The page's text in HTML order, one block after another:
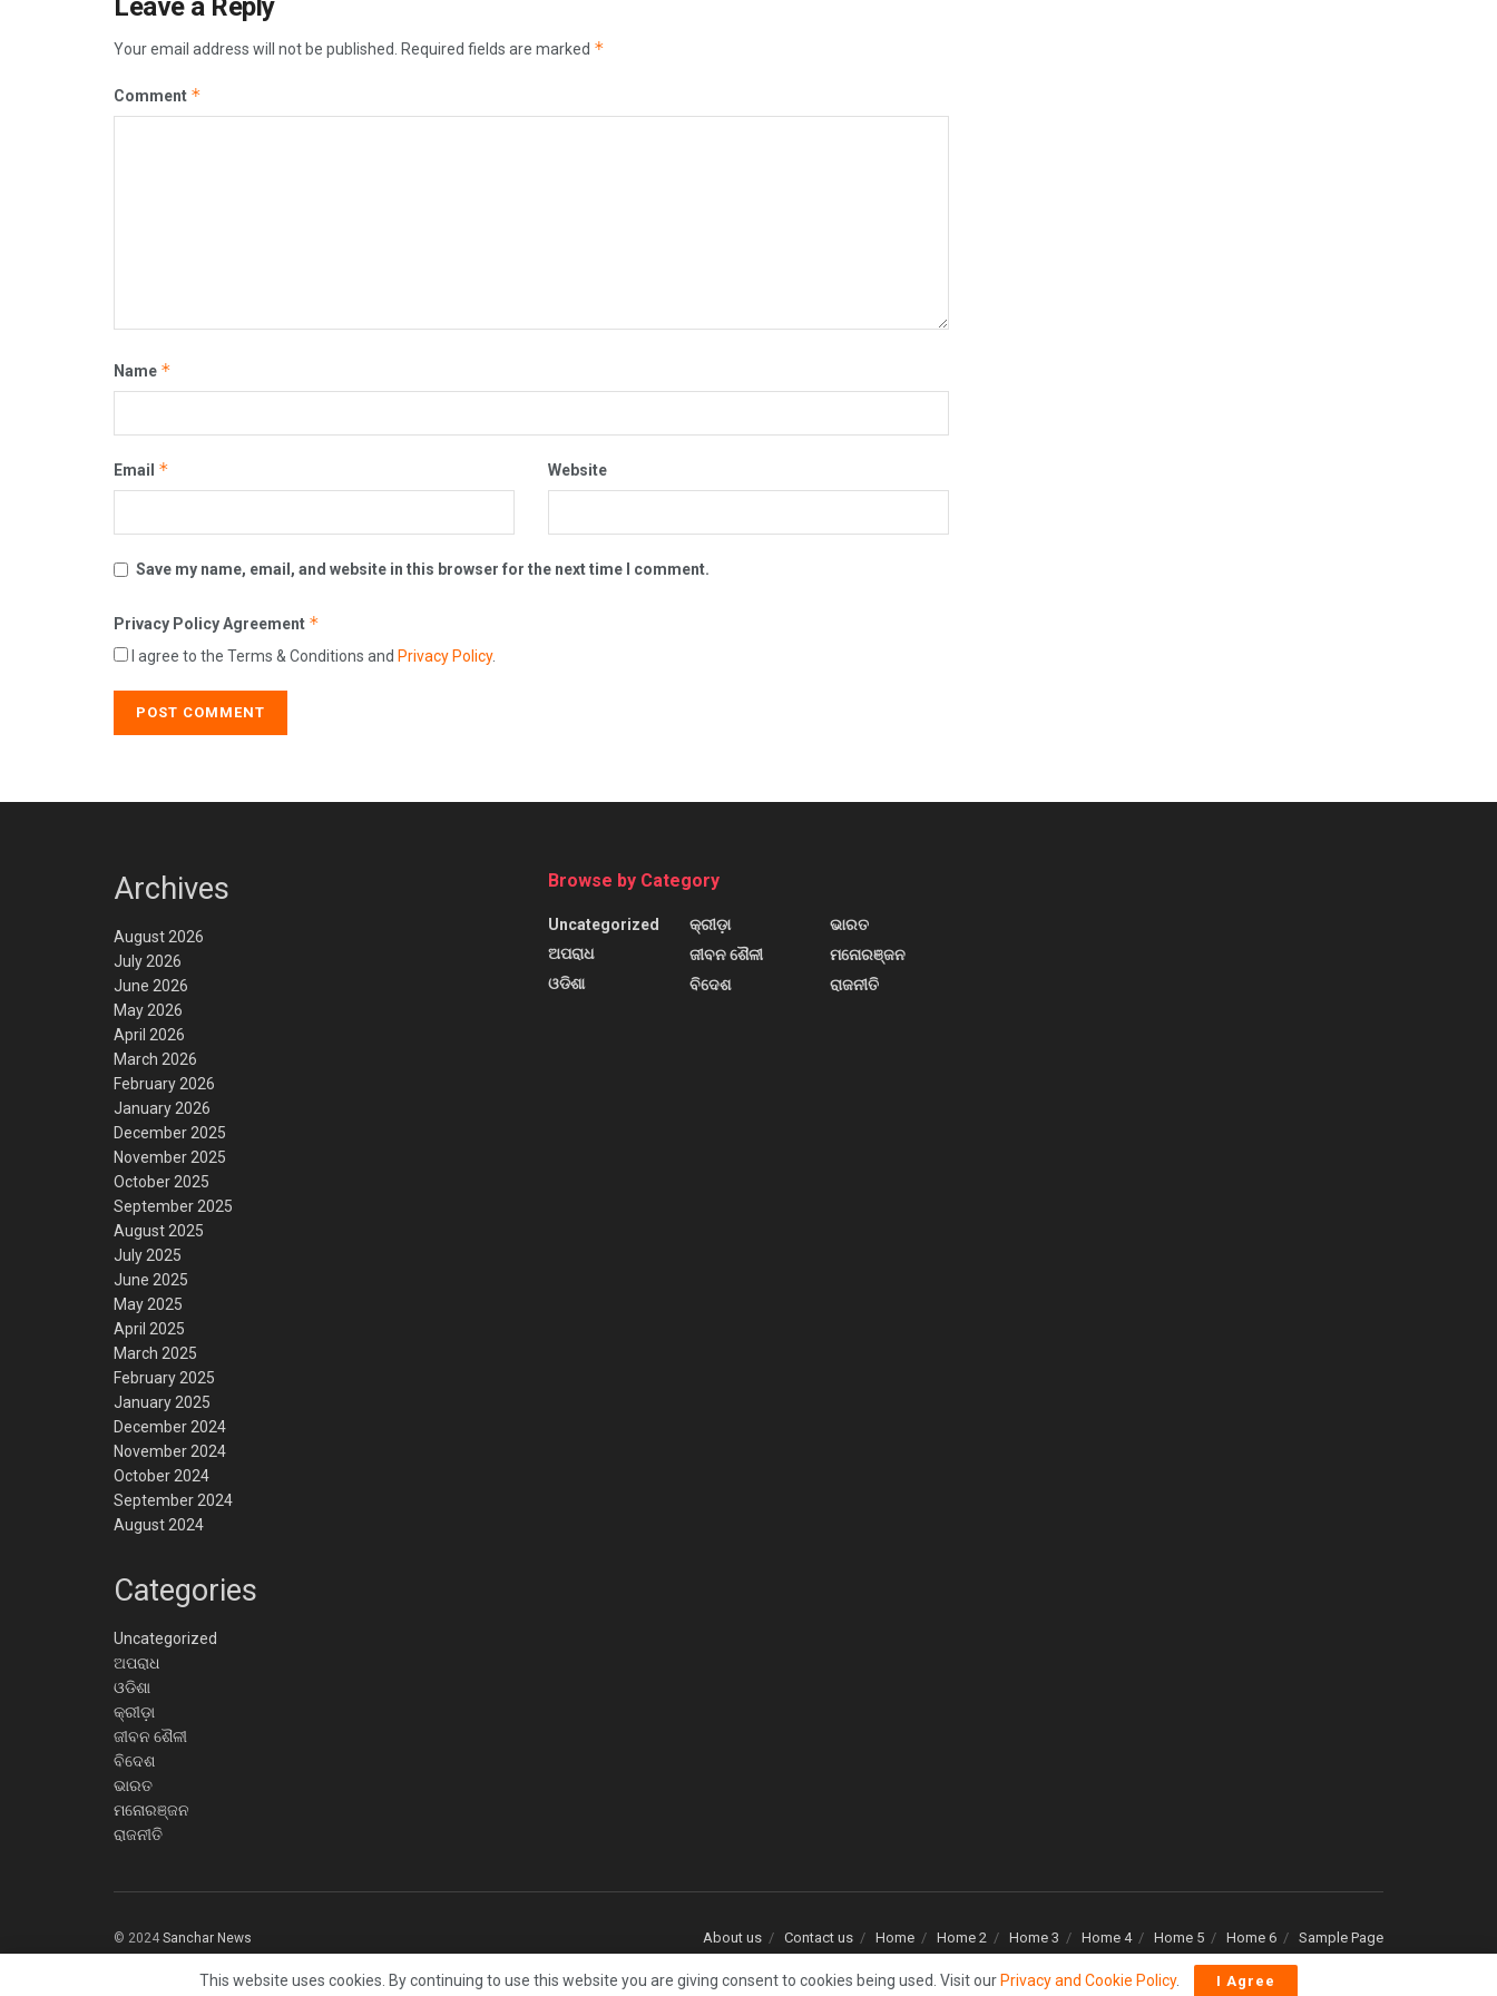
Leave a Reply
Your email address will not be published. Required fields are marked *
Comment *
Name *
Email * Website
Save my name, email, and website in this browser for the next time I comment.
Privacy Policy Agreement *
I agree to the Terms & Conditions and Privacy Policy.
Archives
August 2026
July 2026
June 2026
May 2026
April 2026
March 2026
February 2026
January 2026
December 2025
November 2025
October 2025
September 2025
August 2025
July 2025
June 2025
May 2025
April 2025
March 2025
February 2025
January 2025
December 2024
November 2024
October 2024
September 2024
August 2024
Categories
Uncategorized
ଅପରାଧ
ଓଡିଶା
କ୍ରୀଡ଼ା
ଜୀବନ ଶୈଳୀ
ବିଦେଶ
ଭାରତ
ମନୋରଞ୍ଜନ
ରାଜନୀତି
Browse by Category
Uncategorized
ଅପରାଧ
ଓଡିଶା
କ୍ରୀଡ଼ା
ଜୀବନ ଶୈଳୀ
ବିଦେଶ
ଭାରତ
ମନୋରଞ୍ଜନ
ରାଜନୀତି
About us Contact us Home Home 2 Home 3 Home 4 Home 5 Home 6 Sample Page
© 2024 Sanchar News
This website uses cookies. By continuing to use this website you are giving consent to cookies being used. Visit our Privacy and Cookie Policy. I Agree